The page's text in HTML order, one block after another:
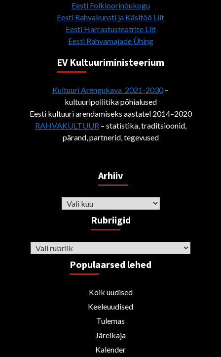
Eesti Folkloorinõukogu
Eesti Rahvakunsti ja Käsitöö Liit
Eesti Harrastusteatrite Liit
Eesti Rahvamajade Ühing
EV Kultuuriministeerium
Kultuuri Arengukava 2021-2030–
kultuuripoliitika põhialused
Eesti kultuuri arendamiseks aastatel 2014–2020
RAHVAKULTUUR– statistika, traditsioonid,
pärand, partnerid, tegevused
Arhiiv
Arhiiv
Rubriigid
Rubriigid
Populaarsed lehed
Kõik uudised
Keeleuudised
Tulemas
Järelkaja
Kalender